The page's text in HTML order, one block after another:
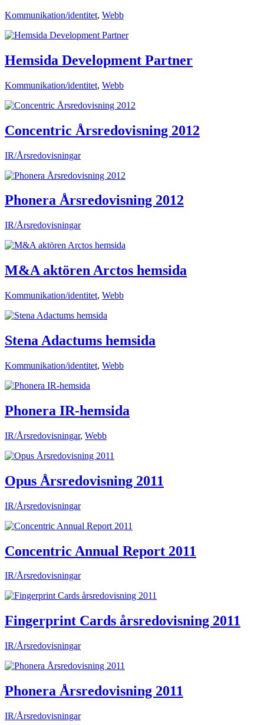
Kommunikation/identitet, Webb
Hemsida Development Partner
Kommunikation/identitet, Webb
Concentric Årsredovisning 2012
IR/Årsredovisningar
Phonera Årsredovisning 2012
IR/Årsredovisningar
M&A aktören Arctos hemsida
Kommunikation/identitet, Webb
Stena Adactums hemsida
Kommunikation/identitet, Webb
Phonera IR-hemsida
IR/Årsredovisningar, Webb
Opus Årsredovisning 2011
IR/Årsredovisningar
Concentric Annual Report 2011
IR/Årsredovisningar
Fingerprint Cards årsredovisning 2011
IR/Årsredovisningar
Phonera Årsredovisning 2011
IR/Årsredovisningar